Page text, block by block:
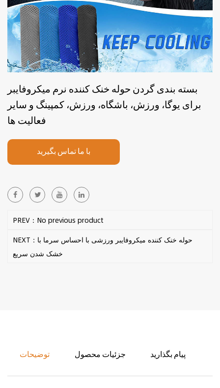
بسته بندی گردن حوله خنک کننده نرم میکروفایبر
برای یوگا، ورزش، باشگاه، ورزش، کمپینگ و سایر
فعالیت ها
با ما تماس بگیرید
PREV：No previous product
NEXT：حوله خنک کننده میکروفایبر ورزشی با احساس سرما با
خشک شدن سریع
توضیحات جزئیات محصول پیام بگذارید